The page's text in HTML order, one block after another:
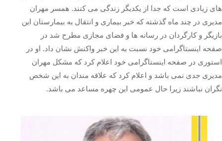
های زیادی است که جدا از یکدیگر زندگی می کنند. همسر مهران
مدیری در چند ماه گذشته که خبر بیماری و انتقال به بیمارستان این
بازیگر و کارگردان در رسانه ها و فضای مجازی مطرح شد در
صفحه اینستاگرامی خود نسبت به این خبر واکنش نشان داد. او در
استوری در صفحه اینستاگرامی خود اعلام کرد که مشکل مهران
مدیری جدی نمی باشد و اعلام کرد که علاقه مندان به این شخص
نگران نباشند زیرا حال عمومی این چهره مساعد می باشد.